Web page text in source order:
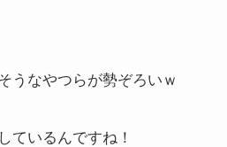
うなやつらが勢ぞろいｗ
ているんですね！